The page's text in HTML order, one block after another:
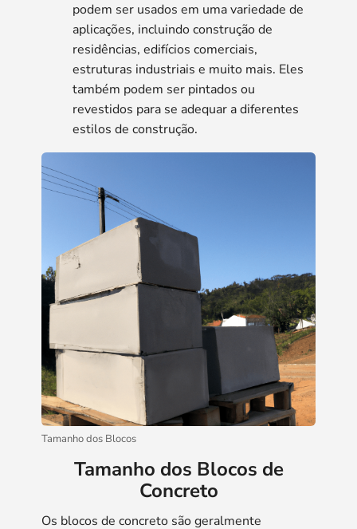
podem ser usados ​​em uma variedade de
aplicações, incluindo construção de
residências, edifícios comerciais,
estruturas industriais e muito mais. Eles
também podem ser pintados ou
revestidos para se adequar a diferentes
estilos de construção.
Tamanho dos Blocos
Tamanho dos Blocos de
Concreto
Os blocos de concreto são geralmente